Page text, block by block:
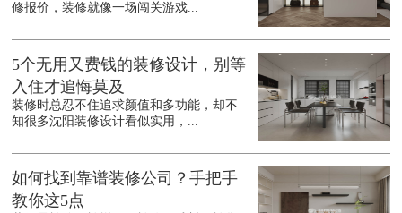
修报价，装修就像一场闯关游戏...
5个无用又费钱的装修设计，别等
入住才追悔莫及
装修时总忍不住追求颜值和多功能，却不
知很多沈阳装修设计看似实用，...
如何找到靠谱装修公司？手把手
教你这5点